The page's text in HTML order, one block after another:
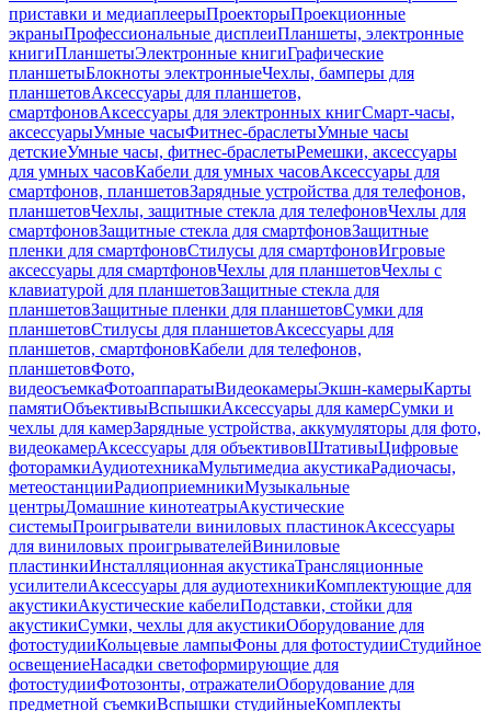
приставки и медиаплеерыПроекторыПроекционные
экраныПрофессиональные дисплеиПланшеты, электронные
книгиПланшетыЭлектронные книгиГрафические
планшетыБлокноты электронныеЧехлы, бамперы для
планшетовАксессуары для планшетов,
смартфоновАксессуары для электронных книгСмарт-часы,
аксессуарыУмные часыФитнес-браслетыУмные часы
детскиеУмные часы, фитнес-браслетыРемешки, аксессуары
для умных часовКабели для умных часовАксессуары для
смартфонов, планшетовЗарядные устройства для телефонов,
планшетовЧехлы, защитные стекла для телефоновЧехлы для
смартфоновЗащитные стекла для смартфоновЗащитные
пленки для смартфоновСтилусы для смартфоновИгровые
аксессуары для смартфоновЧехлы для планшетовЧехлы с
клавиатурой для планшетовЗащитные стекла для
планшетовЗащитные пленки для планшетовСумки для
планшетовСтилусы для планшетовАксессуары для
планшетов, смартфоновКабели для телефонов,
планшетовФото,
видеосъемкаФотоаппаратыВидеокамерыЭкшн-камерыКарты
памятиОбъективыВспышкиАксессуары для камерСумки и
чехлы для камерЗарядные устройства, аккумуляторы для фото,
видеокамерАксессуары для объективовШтативыЦифровые
фоторамкиАудиотехникаМультимедиа акустикаРадиочасы,
метеостанцииРадиоприемникиМузыкальные
центрыДомашние кинотеатрыАкустические
системыПроигрыватели виниловых пластинокАксессуары
для виниловых проигрывателейВиниловые
пластинкиИнсталляционная акустикаТрансляционные
усилителиАксессуары для аудиотехникиКомплектующие для
акустикиАкустические кабелиПодставки, стойки для
акустикиСумки, чехлы для акустикиОборудование для
фотостудииКольцевые лампыФоны для фотостудииСтудийное
освещениеНасадки светоформирующие для
фотостудииФотозонты, отражателиОборудование для
предметной съемкиВспышки студийныеКомплекты